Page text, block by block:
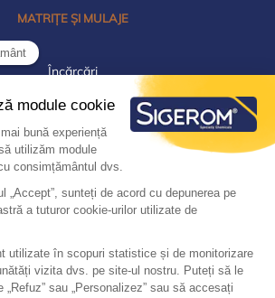
MATRIȚE ȘI MULAJE
Încărcări
Prototipare/Pre-serie
Rășină poliesterică
Rășini acrilice/Ipsos
Rășini epoxidice
Silicon RTV pentru mulaj